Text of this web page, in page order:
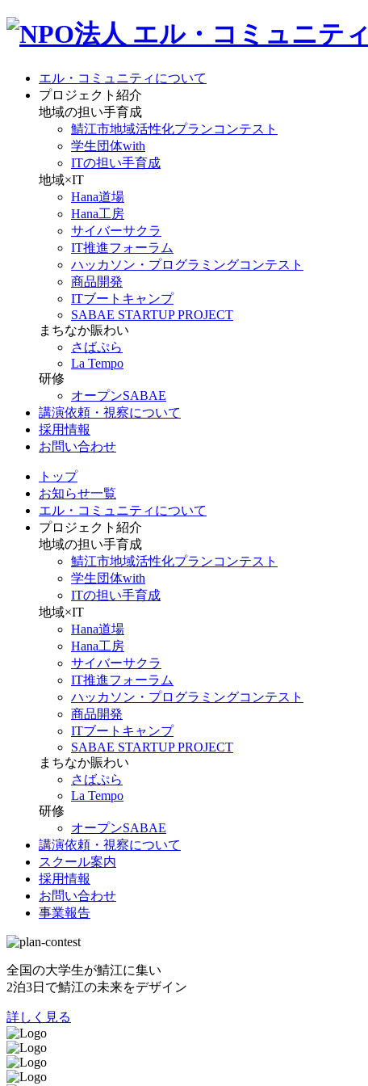
エル・コミュニティについて
プロジェクト紹介
地域の担い手育成
鯖江市地域活性化プランコンテスト
学生団体with
ITの担い手育成
地域×IT
Hana道場
Hana工房
サイバーサクラ
IT推進フォーラム
ハッカソン・プログラミングコンテスト
商品開発
ITブートキャンプ
SABAE STARTUP PROJECT
まちなか賑わい
さばぷら
La Tempo
研修
オープンSABAE
講演依頼・視察について
採用情報
お問い合わせ
トップ
お知らせ一覧
エル・コミュニティについて
プロジェクト紹介
地域の担い手育成
鯖江市地域活性化プランコンテスト
学生団体with
ITの担い手育成
地域×IT
Hana道場
Hana工房
サイバーサクラ
IT推進フォーラム
ハッカソン・プログラミングコンテスト
商品開発
ITブートキャンプ
SABAE STARTUP PROJECT
まちなか賑わい
さばぷら
La Tempo
研修
オープンSABAE
講演依頼・視察について
スクール案内
採用情報
お問い合わせ
事業報告
全国の大学生が鯖江に集い
2泊3日で鯖江の未来をデザイン
詳しく見る